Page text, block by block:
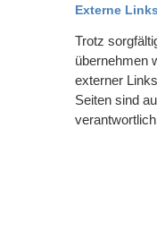
Externe Links
Trotz
übernehmen
externer
Seiten sind